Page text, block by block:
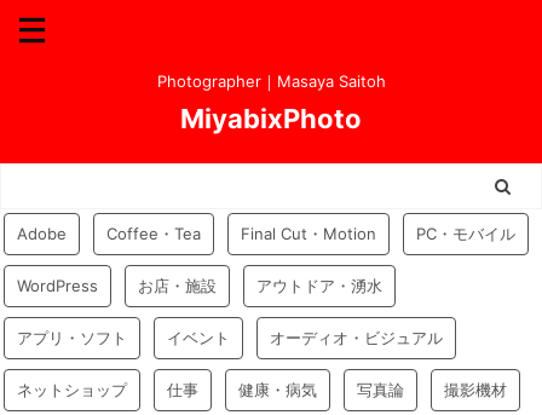
Photographer｜Masaya Saitoh
MiyabixPhoto
Adobe Coffee・Tea Final Cut・Motion PC・モバイル
WordPress お店・施設 アウトドア・湧水
アプリ・ソフト イベント オーディオ・ビジュアル
ネットショップ 仕事 健康・病気 写真論 撮影機材